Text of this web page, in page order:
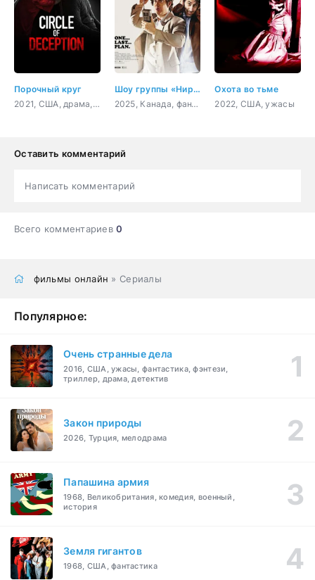
Порочный круг
2021, США, драма, криминал
Шоу группы «Нирванна». Фильм
2025, Канада, фантастика, комедия, приключения
Охота во тьме
2022, США, ужасы
Оставить комментарий
Написать комментарий
Всего комментариев0
фильмы онлайн » Сериалы
Популярное:
Очень странные дела
2016, США, ужасы, фантастика, фэнтези,
триллер, драма, детектив
Закон природы
2026, Турция, мелодрама
Папашина армия
1968, Великобритания, комедия, военный,
история
Земля гигантов
1968, США, фантастика